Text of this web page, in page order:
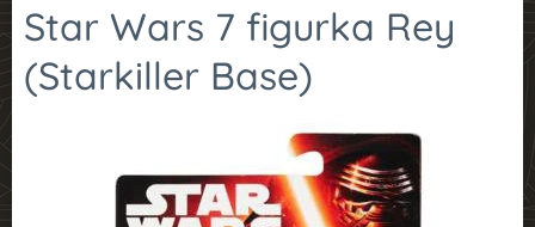
Star Wars 7 figurka Rey
(Starkiller Base)